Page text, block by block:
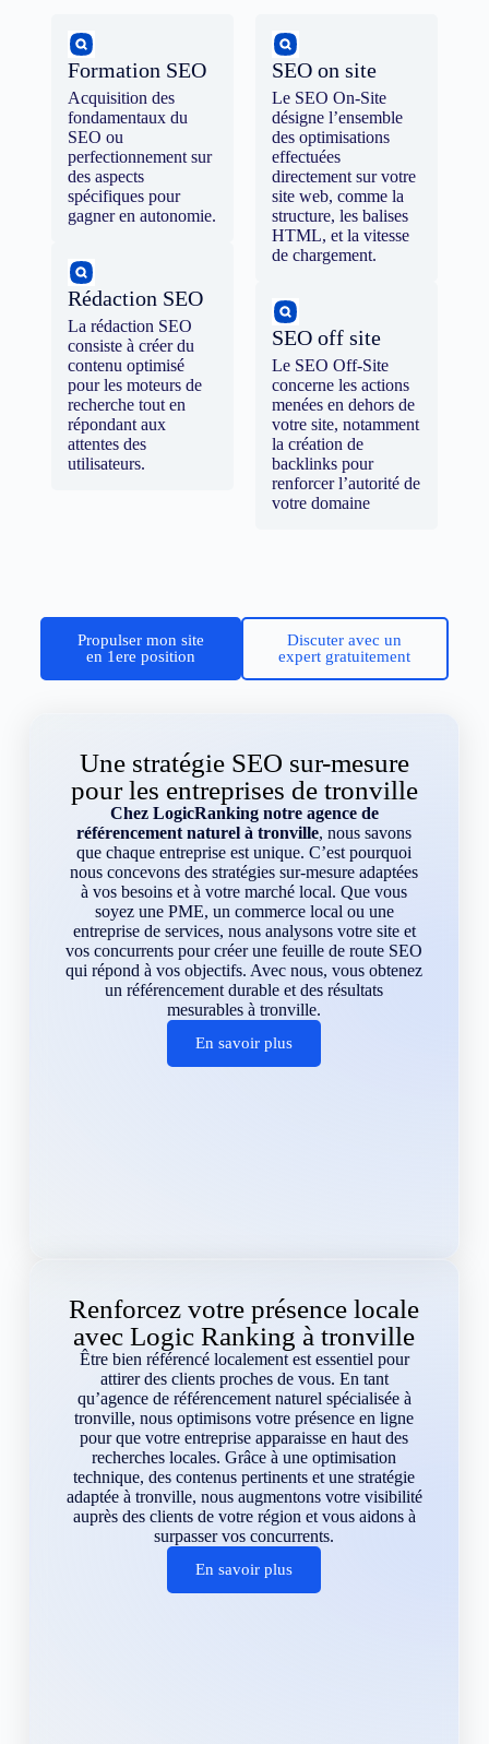
Formation SEO
Acquisition des
fondamentaux du
SEO ou
perfectionnement sur
des aspects
spécifiques pour
gagner en autonomie.
Rédaction SEO
La rédaction SEO
consiste à créer du
contenu optimisé
pour les moteurs de
recherche tout en
répondant aux
attentes des
utilisateurs.
SEO on site
Le SEO On-Site
désigne l’ensemble
des optimisations
effectuées
directement sur votre
site web, comme la
structure, les balises
HTML, et la vitesse
de chargement.
SEO off site
Le SEO Off-Site
concerne les actions
menées en dehors de
votre site, notamment
la création de
backlinks pour
renforcer l’autorité de
votre domaine
Propulser mon site
en 1ere position
Discuter avec un
expert gratuitement
Une stratégie SEO sur-mesure
pour les entreprises de tronville
Chez LogicRanking notre agence de
référencement naturel à tronville, nous savons
que chaque entreprise est unique. C’est pourquoi
nous concevons des stratégies sur-mesure adaptées
à vos besoins et à votre marché local. Que vous
soyez une PME, un commerce local ou une
entreprise de services, nous analysons votre site et
vos concurrents pour créer une feuille de route SEO
qui répond à vos objectifs. Avec nous, vous obtenez
un référencement durable et des résultats
mesurables à tronville.
En savoir plus
Renforcez votre présence locale
avec Logic Ranking à tronville
Être bien référencé localement est essentiel pour
attirer des clients proches de vous. En tant
qu’agence de référencement naturel spécialisée à
tronville, nous optimisons votre présence en ligne
pour que votre entreprise apparaisse en haut des
recherches locales. Grâce à une optimisation
technique, des contenus pertinents et une stratégie
adaptée à tronville, nous augmentons votre visibilité
auprès des clients de votre région et vous aidons à
surpasser vos concurrents.
En savoir plus